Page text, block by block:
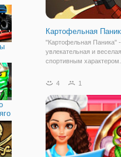
Картофельная
"Картофельная Паника"
увлекательная и
спортивным
друзей, которые будут
тем, что вам предстоит
4 1